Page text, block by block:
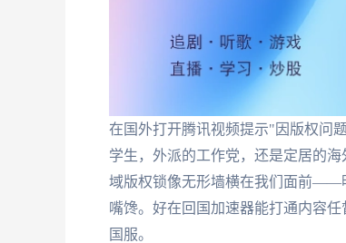
在国外打开腾讯视频提示"因版权问
学生，外派的工作党，还是定居的
域版权锁像无形墙横在我们面前——
嘴馋。好在回国加速器能打通内容
国服。